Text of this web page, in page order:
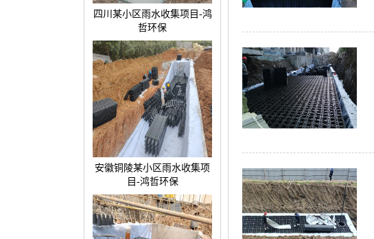
四川某小区雨水收集项目-鸿
哲环保
安徽铜陵某小区雨水收集项
目-鸿哲环保